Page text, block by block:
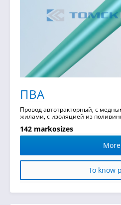
ПВА
Провод автотракторный, с
жилами, с изоляцией из
142 markosizes
More
To know